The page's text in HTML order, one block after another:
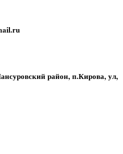
район, п.Кирова, ул,